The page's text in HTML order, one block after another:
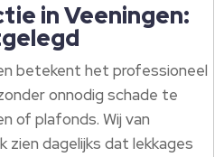
in Veeningen:
betekent het professioneel
onnodig schade te
of plafonds. Wij van
dagelijks dat lekkages